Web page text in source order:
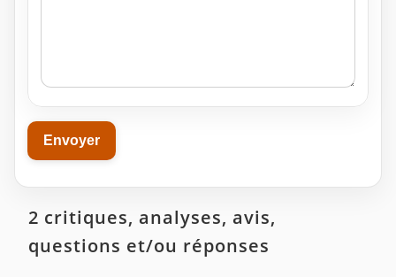
2 critiques, analyses, avis,
questions et/ou réponses